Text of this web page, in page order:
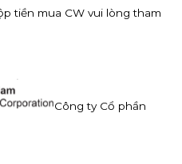
tiền mua CW vui lòng tham
Công ty Cổ phần